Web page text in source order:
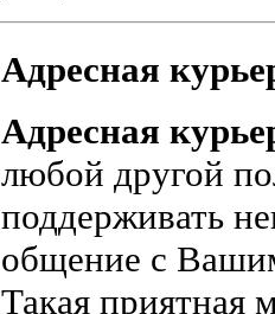
Адресная
Адресная
любой другой
поддерживать
общение с
Такая приятная